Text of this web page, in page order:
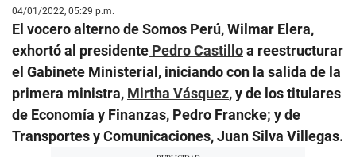
04/01/2022, 05:29 p.m.
El vocero alterno de Somos Perú, Wilmar Elera,
exhortó al presidente Pedro Castilloa reestructurar
el Gabinete Ministerial, iniciando con la salida de la
primera ministra, Mirtha Vásquez, y de los titulares
de Economía y Finanzas, Pedro Francke; y de
Transportes y Comunicaciones, Juan Silva Villegas.